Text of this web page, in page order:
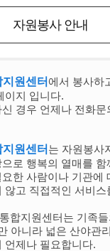
자원봉사 안내
원센터 에서 봉사하
이지 입니다.
경우 언제나 전화문
원센터 는 자원봉사
로 행복의 열매를 함
한 사람이나 기관에
않고 직접적인 서비스
합지원센터는 기족
아니라 넓은 산야관
언제나 필요합니다.